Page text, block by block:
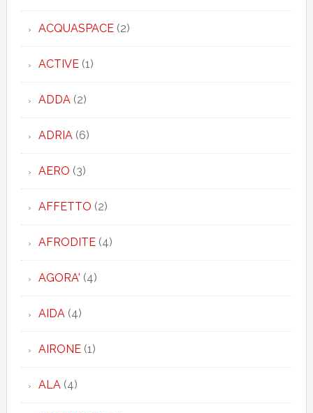
ACQUASPACE(2)
ACTIVE(1)
ADDA(2)
ADRIA(6)
AERO (3)
AFFETTO (2)
AFRODITE(4)
AGORA' (4)
AIDA(4)
AIRONE(1)
ALA(4)